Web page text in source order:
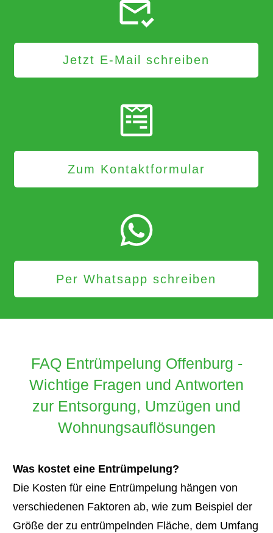
Jetzt E-Mail schreiben
Zum Kontaktformular
Per Whatsapp schreiben
FAQ Entrümpelung Offenburg -
Wichtige Fragen und Antworten
zur Entsorgung, Umzügen und
Wohnungsauflösungen
Was kostet eine Entrümpelung?
Die Kosten für eine Entrümpelung hängen von
verschiedenen Faktoren ab, wie zum Beispiel der
Größe der zu entrümpelnden Fläche, dem Umfang